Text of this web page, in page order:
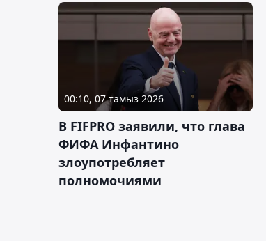
00:10, 07 тамыз 2026
В FIFPRO заявили, что глава
ФИФА Инфантино
злоупотребляет
полномочиями